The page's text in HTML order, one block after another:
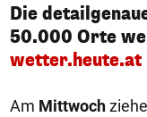
Die
50.000 Orte
wetter.heute.at
Am Mittwoch